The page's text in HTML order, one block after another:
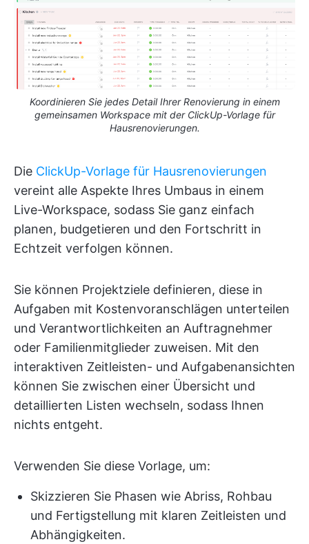
Koordinieren Sie jedes Detail Ihrer Renovierung in einem
gemeinsamen Workspace mit der ClickUp-Vorlage für
Hausrenovierungen.
Die ClickUp-Vorlage für Hausrenovierungen
vereint alle Aspekte Ihres Umbaus in einem
Live-Workspace, sodass Sie ganz einfach
planen, budgetieren und den Fortschritt in
Echtzeit verfolgen können.
Sie können Projektziele definieren, diese in
Aufgaben mit Kostenvoranschlägen unterteilen
und Verantwortlichkeiten an Auftragnehmer
oder Familienmitglieder zuweisen. Mit den
interaktiven Zeitleisten- und Aufgabenansichten
können Sie zwischen einer Übersicht und
detaillierten Listen wechseln, sodass Ihnen
nichts entgeht.
Verwenden Sie diese Vorlage, um:
Skizzieren Sie Phasen wie Abriss, Rohbau
und Fertigstellung mit klaren Zeitleisten und
Abhängigkeiten.